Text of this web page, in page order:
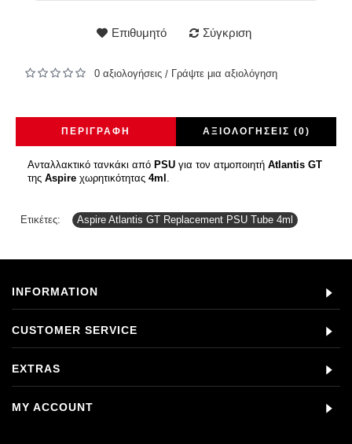
Επιθυμητό Σύγκριση
0 αξιολογήσεις / Γράψτε μια αξιολόγηση
ΠΕΡΙΓΡΑΦΉ ΑΞΙΟΛΟΓΉΣΕΙΣ (0)
Ανταλλακτικό τανκάκι από PSU για τον ατμοποιητή Atlantis GT
της Aspire χωρητικότητας 4ml .
Ετικέτες: Aspire Atlantis GT Replacement PSU Tube 4ml
INFORMATION
CUSTOMER SERVICE
EXTRAS
MY ACCOUNT